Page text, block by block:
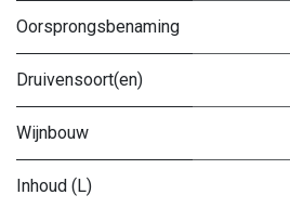
Oorsprongsbenaming
Druivensoort(en)
Wijnbouw
Inhoud (L)